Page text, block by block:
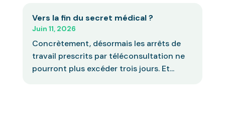
Vers la fin du secret médical ?
Juin 11, 2026
Concrètement, désormais les arrêts de
travail prescrits par téléconsultation ne
pourront plus excéder trois jours. Et...